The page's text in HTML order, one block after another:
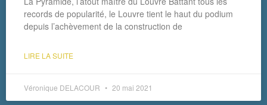
records de popularité, le Louvre tient le haut du podium
depuis l’achèvement de la construction de
LIRE LA SUITE
Véronique DELACOUR 20 mai 2021